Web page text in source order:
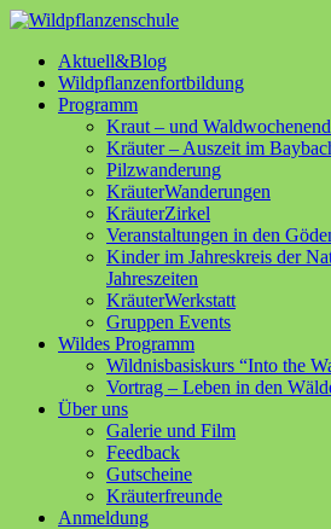
Aktuell&Blog
Wildpflanzenfortbildung
Programm
Kraut – und
Kräuter – Auszeit im
Pilzwanderung
KräuterWanderungen
KräuterZirkel
Veranstaltungen in den
Kinder im Jahreskreis der
Jahreszeiten
KräuterWerkstatt
Gruppen Events
Wildes Programm
Wildnisbasiskurs “Into the
Vortrag – Leben in den
Über uns
Galerie und Film
Feedback
Gutscheine
Kräuterfreunde
Anmeldung